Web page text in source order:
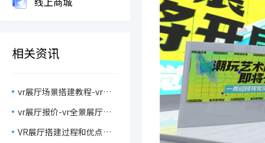
相关资讯
vr展厅场景搭建教程-vr展
vr展厅报价-vr全景展厅制
VR展厅搭建过程和优点介